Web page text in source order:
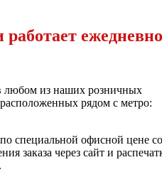
любом из наших розничных
рядом с метро:
специальной офисной цене со
заказа через сайт и